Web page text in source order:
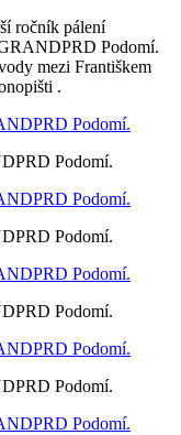
ročník pálení
Podomí.
mezi Františkem
.
Podomí.
Podomí.
Podomí.
Podomí.